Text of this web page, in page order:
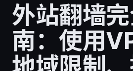
外站翻墙
南：使用